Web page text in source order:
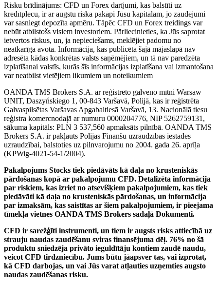
Risku brīdinājums: CFD un Forex darījumi, kas balstīti uz
kredītplecu, ir ar augstu riska pakāpi Jūsu kapitālam, jo zaudējumi
var sasniegt depozīta apmēru. Tāpēc CFD un Forex treidings var
nebūt atbilstošs visiem investoriem. Pārliecinieties, ka Jūs saprotat
ietvertos riskus, un, ja nepieciešams, meklējiet padomu no
neatkarīga avota. Informācija, kas publicēta šajā mājaslapā nav
adresēta kādas konkrētas valsts saņēmējiem, un tā nav paredzēta
izplatīšanai valstīs, kurās šīs informācijas izplatīšana vai izmantošana
var neatbilst vietējiem likumiem un noteikumiem
OANDA TMS Brokers S.A. ar reģistrēto galveno mītni Warsaw
UNIT, Daszyńskiego 1, 00-843 Varšavā, Polijā, kas ir reģistrēta
Galvaspilsētas Varšavas Apgabaltiesā Varšavā, 13. Nacionālā tiesu
reģistra komercnodaļā ar numuru 0000204776, NIP 5262759131,
sākuma kapitāls: PLN 3 537,560 apmaksāts pilnībā. OANDA TMS
Brokers S.A. ir pakļauts Polijas Finanšu uzraudzības iestādes
uzraudzībai, balstoties uz pilnvarojumu no 2004. gada 26. aprīļa
(KPWig-4021-54-1/2004).
Pakalpojums Stocks tiek piedāvāts kā daļa no krusteniskās
pārdošanas kopā ar pakalpojumu CFD. Detalizēta informācija
par riskiem, kas izriet no atsevišķiem pakalpojumiem, kas tiek
piedāvāti kā daļa no krusteniskās pārdošanas, un informācija
par izmaksām, kas saistītas ar šiem pakalpojumiem, ir pieejama
tīmekļa vietnes OANDA TMS Brokers sadaļā Dokumenti.
CFD ir sarežģīti instrumenti, un tiem ir augsts risks attiecībā uz
strauju naudas zaudēšanu sviras finansējuma dēļ. 76% no šā
produktu sniedzēja privāto ieguldītāju kontiem zaudē naudu,
veicot CFD tirdzniecību. Jums būtu jāapsver tas, vai izprotat,
kā CFD darbojas, un vai Jūs varat atļauties uzņemties augsto
naudas zaudēšanas risku.